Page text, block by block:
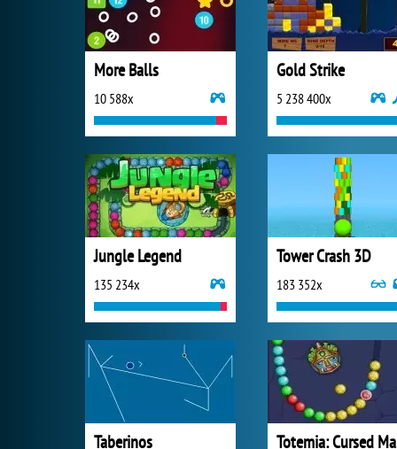
More Balls
10 588x
Gold Strike
5 238 400x
Jungle Legend
135 234x
Tower Crash 3D
183 352x
Taberinos